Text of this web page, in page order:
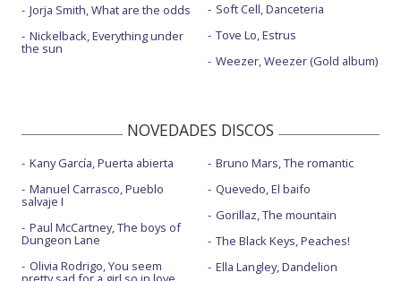
Jorja Smith, What are the odds
Nickelback, Everything under
the sun
Soft Cell, Danceteria
Tove Lo, Estrus
Weezer, Weezer (Gold album)
NOVEDADES DISCOS
Kany García, Puerta abierta
Manuel Carrasco, Pueblo
salvaje I
Paul McCartney, The boys of
Dungeon Lane
Olivia Rodrigo, You seem
Bruno Mars, The romantic
Quevedo, El baifo
Gorillaz, The mountain
The Black Keys, Peaches!
Ella Langley, Dandelion